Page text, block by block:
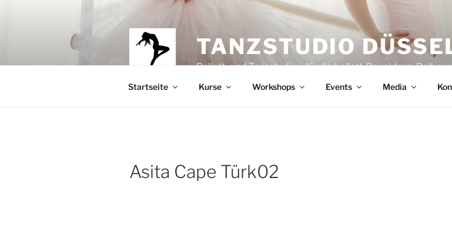
TANZSTUDIO
Ballett- und Tanzstudio – Kinderballett, Bauchtanz,
Startseite Kurse Workshops Events Media
Asita Cape Türk02